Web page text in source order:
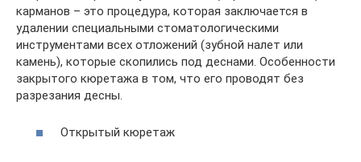
карманов – это процедура, которая заключается в
удалении специальными стоматологическими
инструментами всех отложений (зубной налет или
камень), которые скопились под деснами. Особенности
закрытого кюретажа в том, что его проводят без
разрезания десны.
Открытый кюретаж